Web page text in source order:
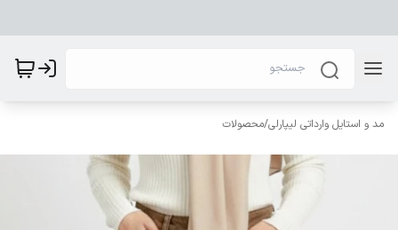
مد و استایل وارداتی لیپارلی/محصولات